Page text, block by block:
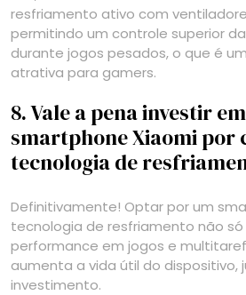
resfriamento ativo com
permitindo um controle superior
durante jogos pesados, o que é
atrativa para gamers.
8. Vale a pena investir
smartphone Xiaomi por
tecnologia de
Definitivamente! Optar por um
tecnologia de resfriamento não
performance em jogos e
aumenta a vida útil do dispositivo,
investimento.